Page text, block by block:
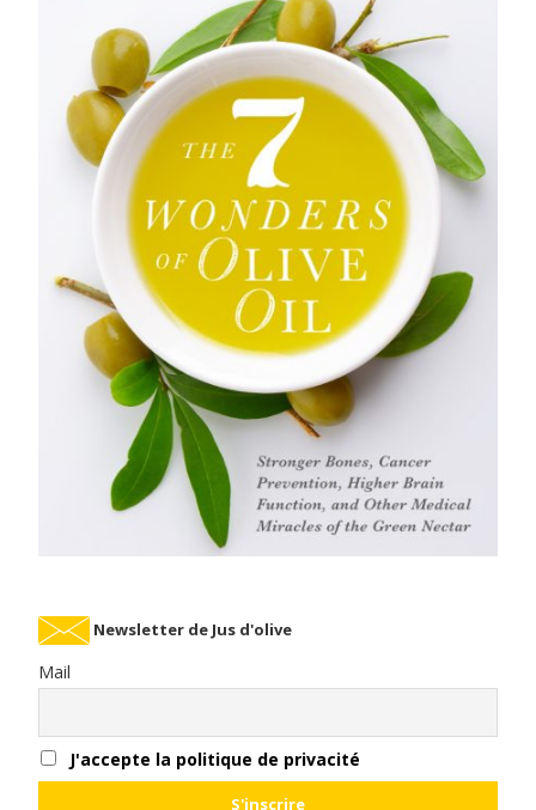
Newsletter de Jus d'olive
Mail
J'accepte la politique de privacité